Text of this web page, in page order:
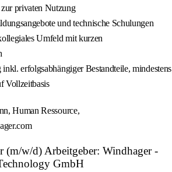
privaten Nutzung
und technische Schulungen
Umfeld mit kurzen
erfolgsabhängiger Bestandteile, mindestens
Vollzeitbasis
Human Ressource,
(m/w/d) Arbeitgeber: Windhager -
GmbH